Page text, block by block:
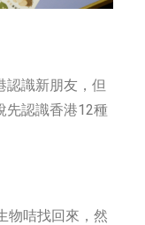
認識新朋友，但
先認識香港12種
物咭找回來，然